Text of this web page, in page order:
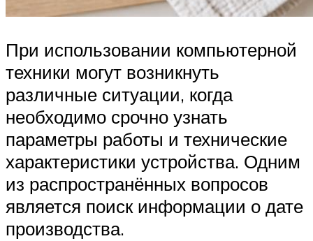
При использовании компьютерной
техники могут возникнуть
различные ситуации, когда
необходимо срочно узнать
параметры работы и технические
характеристики устройства. Одним
из распространённых вопросов
является поиск информации о дате
производства.